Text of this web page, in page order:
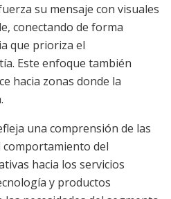
su mensaje con visuales
conectando de forma
que prioriza el
Este enfoque también
hacia zonas donde la
una comprensión de las
comportamiento del
hacia los servicios
y productos